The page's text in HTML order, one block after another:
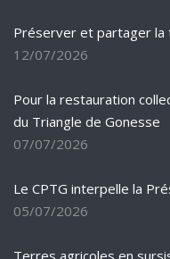
Préserver et partager la
12/07/2026
Pour la restauration
du Triangle de Gonesse
07/07/2026
Le CPTG interpelle la
05/07/2026